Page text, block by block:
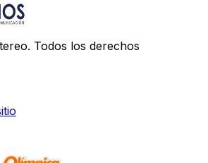
. Todos los derechos